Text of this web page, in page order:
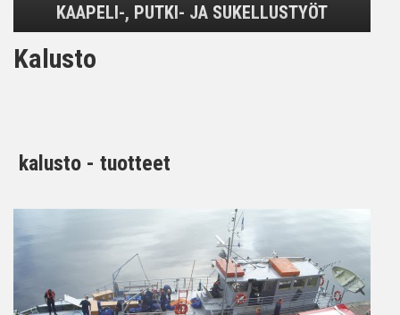
KAAPELI-, PUTKI- JA SUKELLUSTYÖT
Kalusto
kalusto - tuotteet